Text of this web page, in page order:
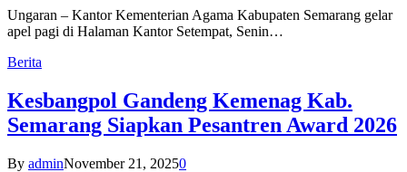
Ungaran – Kantor Kementerian Agama Kabupaten Semarang gelar
apel pagi di Halaman Kantor Setempat, Senin…
Berita
Kesbangpol Gandeng Kemenag Kab.
Semarang Siapkan Pesantren Award 2026
By adminNovember 21, 20250